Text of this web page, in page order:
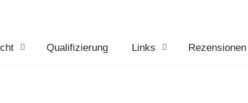
Qualifizierung Links Rezensionen